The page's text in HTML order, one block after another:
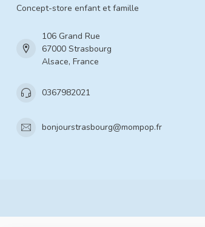
Concept-store enfant et famille
106 Grand Rue
67000 Strasbourg
Alsace, France
0367982021
bonjourstrasbourg@mompop.fr